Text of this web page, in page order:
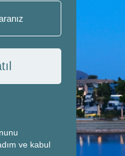
ve kabul